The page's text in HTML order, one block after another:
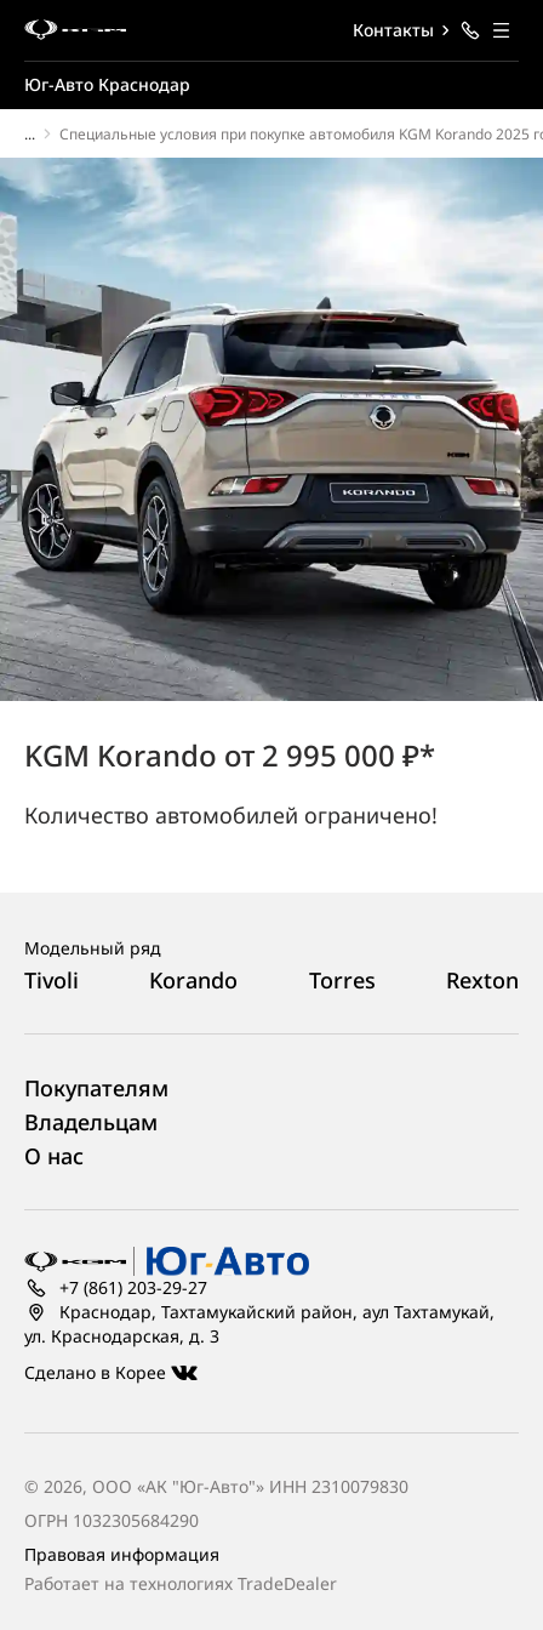
Юг-Авто Краснодар
Контакты
... Специальные условия при покупке автомобиля KGM Korando 2025
KGM Korando от 2 995 000 ₽*
Количество автомобилей ограничено!
Сделано в Корее
+7 (861) 203-29-27
Краснодар, Тахтамукайский район, аул Тахтамукай,
ул. Краснодарская, д. 3
Модельный ряд
Tivoli Korando Torres Rexton
Покупателям
Владельцам
О нас
© 2026, ООО «АК "Юг-Авто"» ИНН 2310079830
ОГРН 1032305684290
Правовая информация
Работает на технологиях TradeDealer